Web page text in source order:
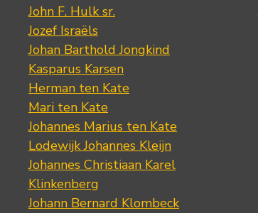
John F. Hulk sr.
Jozef Israëls
Johan Barthold Jongkind
Kasparus Karsen
Herman ten Kate
Mari ten Kate
Johannes Marius ten Kate
Lodewijk Johannes Kleijn
Johannes Christiaan Karel
Klinkenberg
Johann Bernard Klombeck